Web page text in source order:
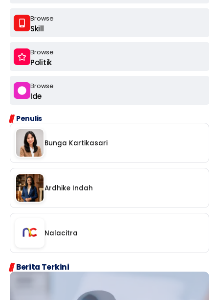
Browse
Skill
Browse
Politik
Browse
Ide
Penulis
Bunga Kartikasari
Ardhike Indah
Nalacitra
Berita Terkini